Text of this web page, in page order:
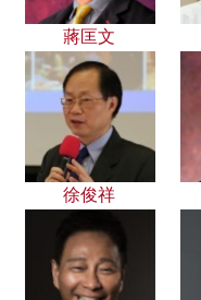
蔣匡文
徐俊祥